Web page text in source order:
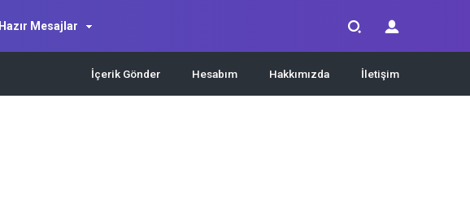
Hazır Mesajlar
İçerik Gönder Hesabım Hakkımızda İletişim